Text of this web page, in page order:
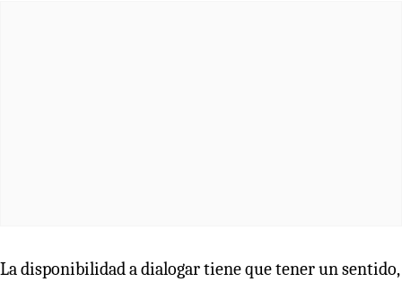
La disponibilidad a dialogar tiene que tener un sentido,